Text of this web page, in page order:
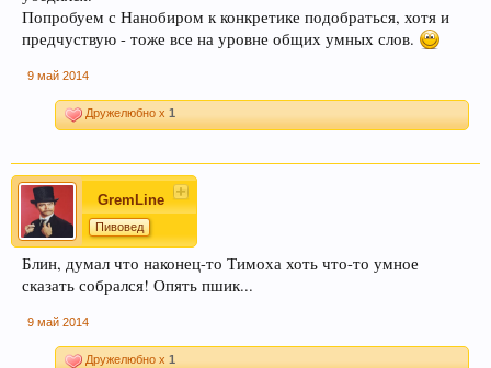
Попробуем с Нанобиром к конкретике подобраться, хотя и
предчуствую - тоже все на уровне общих умных слов.
9 май 2014
Дружелюбно x 1
GremLine
Пивовед
Блин, думал что наконец-то Тимоха хоть что-то умное
сказать собрался! Опять пшик...
9 май 2014
Дружелюбно x 1